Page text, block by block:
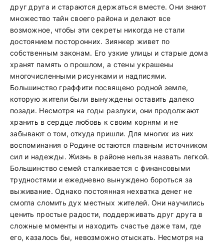
друг друга и стараются держаться вместе. Они знают
множество тайн своего района и делают все
возможное, чтобы эти секреты никогда не стали
достоянием посторонних. Зиянкер живет по
собственным законам. Его узкие улицы и старые дома
хранят память о прошлом, а стены украшены
многочисленными рисунками и надписями.
Большинство граффити посвящено родной земле,
которую жители были вынуждены оставить далеко
позади. Несмотря на годы разлуки, они продолжают
хранить в сердце любовь к своим корням и не
забывают о том, откуда пришли. Для многих из них
воспоминания о Родине остаются главным источником
сил и надежды. Жизнь в районе нельзя назвать легкой.
Большинство семей сталкивается с финансовыми
трудностями и ежедневно вынуждено бороться за
выживание. Однако постоянная нехватка денег не
смогла сломить дух местных жителей. Они научились
ценить простые радости, поддерживать друг друга в
сложные моменты и находить счастье даже там, где
его, казалось бы, невозможно отыскать. Несмотря на